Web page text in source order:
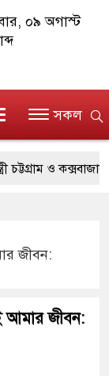
০৯ অগাস্ট
সকল
ও কক্সবাজারে
জীবন:
আমার জীবন: